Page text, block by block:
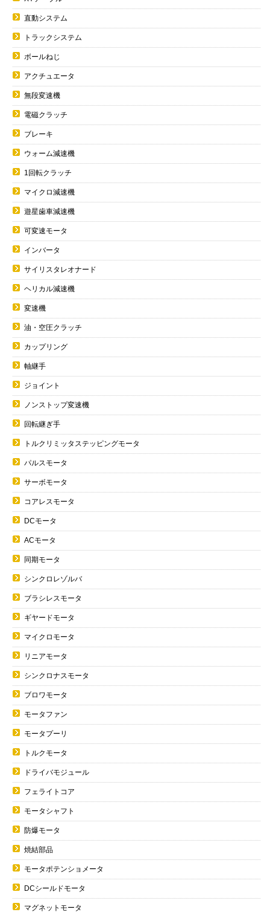
直動システム
トラックシステム
ボールねじ
アクチュエータ
無段変速機
電磁クラッチ
ブレーキ
ウォーム減速機
1回転クラッチ
マイクロ減速機
遊星歯車減速機
可変速モータ
インバータ
サイリスタレオナード
ヘリカル減速機
変速機
油・空圧クラッチ
カップリング
軸継手
ジョイント
ノンストップ変速機
回転継ぎ手
トルクリミッタステッピングモータ
パルスモータ
サーボモータ
コアレスモータ
DCモータ
ACモータ
同期モータ
シンクロレゾルバ
ブラシレスモータ
ギヤードモータ
マイクロモータ
リニアモータ
シンクロナスモータ
ブロワモータ
モータファン
モータプーリ
トルクモータ
ドライバモジュール
フェライトコア
モータシャフト
防爆モータ
焼結部品
モータポテンショメータ
DCシールドモータ
マグネットモータ